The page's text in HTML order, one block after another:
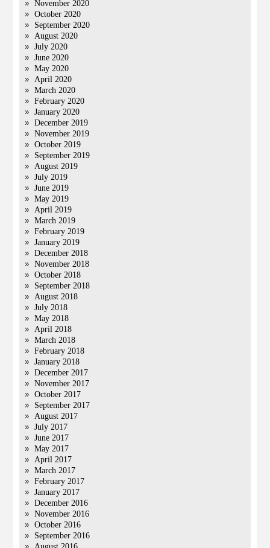
November 2020
October 2020
September 2020
August 2020
July 2020
June 2020
May 2020
April 2020
March 2020
February 2020
January 2020
December 2019
November 2019
October 2019
September 2019
August 2019
July 2019
June 2019
May 2019
April 2019
March 2019
February 2019
January 2019
December 2018
November 2018
October 2018
September 2018
August 2018
July 2018
May 2018
April 2018
March 2018
February 2018
January 2018
December 2017
November 2017
October 2017
September 2017
August 2017
July 2017
June 2017
May 2017
April 2017
March 2017
February 2017
January 2017
December 2016
November 2016
October 2016
September 2016